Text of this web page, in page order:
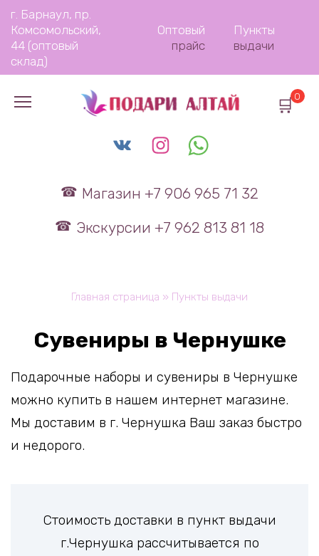
Перейти
содержанию
г. Барнаул, пр.
Комсомольский,
44 (оптовый
склад)
Оптовый
прайс
Пункты
выдачи
Магазин +7 906 965 71 32
Экскурсии +7 962 813 81 18
0
Главная страница » Пункты выдачи
Сувениры в Чернушке
Подарочные наборы и сувениры в Чернушке
можно купить в нашем интернет магазине.
Мы доставим в г. Чернушка Ваш заказ быстро
и недорого.
Стоимость доставки в пункт выдачи
г.Чернушка рассчитывается по